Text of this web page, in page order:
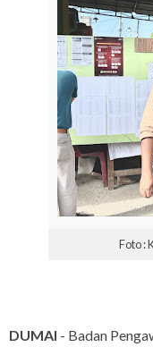
Foto :
DUMAI - Badan